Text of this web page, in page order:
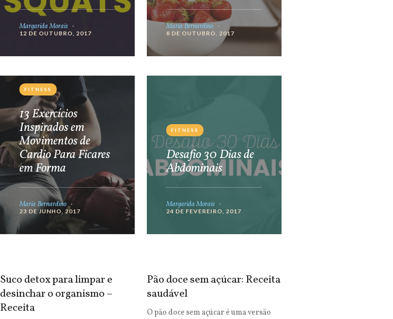
Margarida Morais
12 DE OUTUBRO, 2017
Maria Bernardino
8 DE OUTUBRO, 2017
FITNESS
13 Exercícios
Inspirados em
Movimentos de
Cardio Para Ficares
em Forma
Maria Bernardino
23 DE JUNHO, 2017
FITNESS
Desafio 30 Dias de
Abdominais
Margarida Morais
24 DE FEVEREIRO, 2017
Suco detox para limpar e
desinchar o organismo –
Receita
Pão doce sem açúcar: Receita
saudável
O pão doce sem açúcar é uma versão